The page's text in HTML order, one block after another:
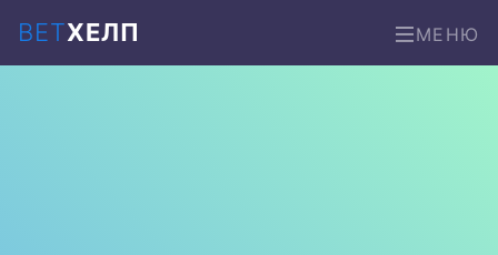
ВЕТХЕЛП МЕНЮ